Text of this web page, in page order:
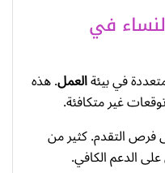
في
في بيئةالعمل. هذه
غير متكافئة.
فرص التقدم. كثير من
الدعم الكافي.